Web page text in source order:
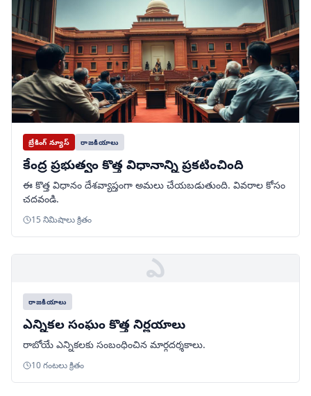
బ్రేకింగ్ న్యూస్ రాజకీయాలు
కేంద్ర ప్రభుత్వం కొత్త విధానాన్ని ప్రకటించింది
ఈ కొత్త విధానం దేశవ్యాప్తంగా అమలు చేయబడుతుంది. వివరాల కోసం
చదవండి.
15 నిమిషాలు క్రితం
ఎ
రాజకీయాలు
ఎన్నికల సంఘం కొత్త నిర్ణయాలు
రాబోయే ఎన్నికలకు సంబంధించిన మార్గదర్శకాలు.
10 గంటలు క్రితం